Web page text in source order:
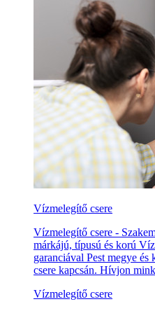
Vízmelegítő csere
Vízmelegítő csere -
márkájú, típusú és korú
garanciával Pest megye
csere kapcsán. Hívjon
Vízmelegítő csere